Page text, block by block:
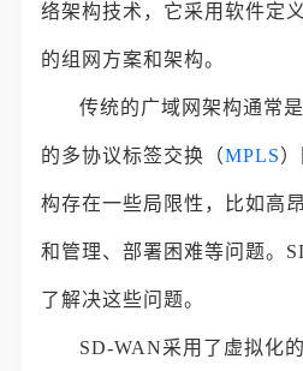
络架构技术，它采用软件定
的组网方案和架构。
传统的广域网架构通常
的多协议标签交换（MPLS
构存在一些局限性，比如高
和管理、部署困难等问题。
了解决这些问题。
SD-WAN采用了虚拟化